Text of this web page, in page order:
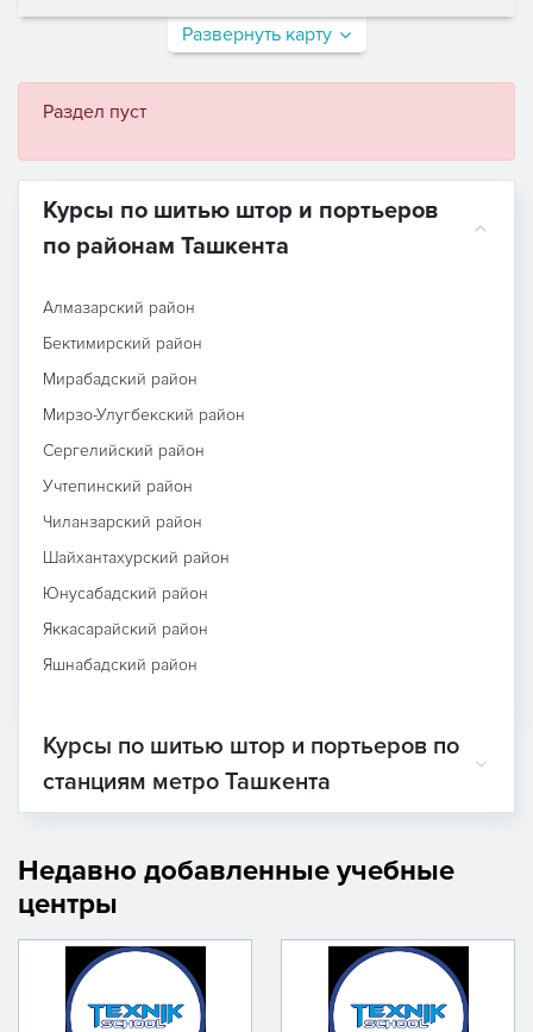
Развернуть карту
Раздел пуст
Курсы по шитью штор и портьеров
по районам Ташкента
Алмазарский район
Бектимирский район
Мирабадский район
Мирзо-Улугбекский район
Сергелийский район
Учтепинский район
Чиланзарский район
Шайхантахурский район
Юнусабадский район
Яккасарайский район
Яшнабадский район
Курсы по шитью штор и портьеров по
станциям метро Ташкента
Недавно добавленные учебные
центры